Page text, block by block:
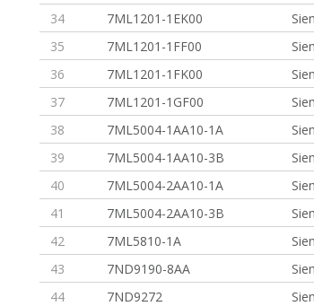
34 7ML1201-1EK00
35 7ML1201-1FF00
36 7ML1201-1FK00
37 7ML1201-1GF00
38 7ML5004-1AA10-1A
39 7ML5004-1AA10-3B
40 7ML5004-2AA10-1A
41 7ML5004-2AA10-3B
42 7ML5810-1A
43 7ND9190-8AA
44 7ND9272